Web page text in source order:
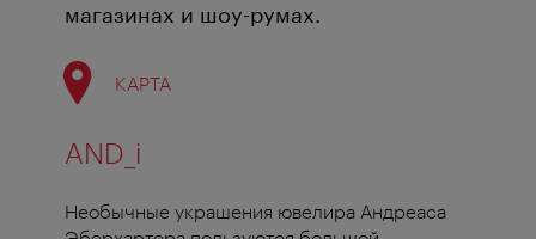
магазинах и шоу-румах.
КАРТА
AND_i
Необычные украшения ювелира Андреаса